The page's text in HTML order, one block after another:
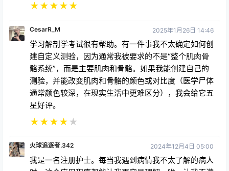
★★★★★
CesarR_M 2025年1月26日 14:46
学习解剖学考试很有帮助。有一件事我不太确定如何创
建自定义测验，因为通常我被要求的不是“整个肌肉骨
骼系统”，而是主要肌肉和骨骼。如果我能创建自己的
测验，并能改变肌肉和骨骼的颜色或对比度（医学尸体
通常颜色较深，在现实生活中更难区分），我会给它五
星好评。
★★★★★
火球追逐者.342 2024年12月4日 05:00
我是一名注册护士。每当我遇到病情我不太了解的病人